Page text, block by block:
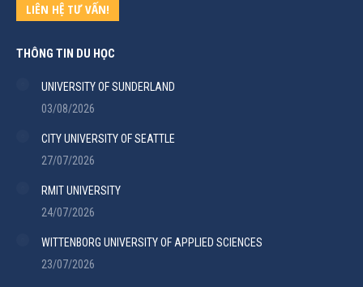
LIÊN HỆ TƯ VẤN!
THÔNG TIN DU HỌC
UNIVERSITY OF SUNDERLAND
03/08/2026
CITY UNIVERSITY OF SEATTLE
27/07/2026
RMIT UNIVERSITY
24/07/2026
WITTENBORG UNIVERSITY OF APPLIED SCIENCES
23/07/2026